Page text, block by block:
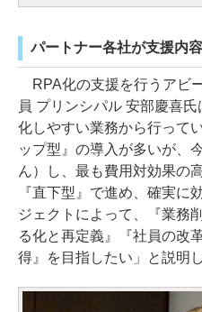
パートナー各社が支援内
RPA化の支援を行うアビ
員 プリンシパル 安部慶喜
化しやすい業務から行って
ップ型』の導入が多いが、
ん）し、最も費用対効果の
『直下型』で進め、確実に
ジェクトによって、『業務
る化と再定義』『社員の改
得』を目指したい」と説明し